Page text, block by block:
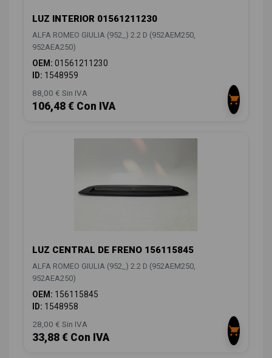
LUZ INTERIOR 01561211230
ALFA ROMEO GIULIA (952_) 2.2 D (952AEM250,
952AEA250)
OEM: 01561211230
ID: 1548959
88,00 € Sin IVA
106,48 € Con IVA
LUZ CENTRAL DE FRENO 156115845
ALFA ROMEO GIULIA (952_) 2.2 D (952AEM250,
952AEA250)
OEM: 156115845
ID: 1548958
28,00 € Sin IVA
33,88 € Con IVA